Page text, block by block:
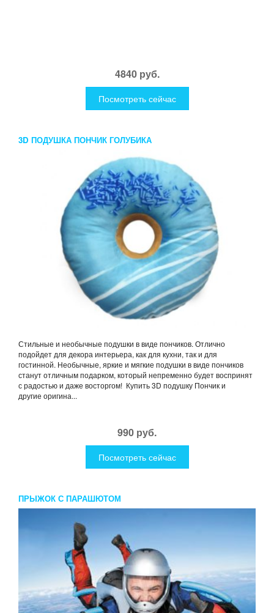
4840 руб.
Посмотреть сейчас
3D ПОДУШКА ПОНЧИК ГОЛУБИКА
Стильные и необычные подушки в виде пончиков. Отлично
подойдет для декора интерьера, как для кухни, так и для
гостинной. Необычные, яркие и мягкие подушки в виде пончиков
станут отличным подарком, который непременно будет воспринят
с радостью и даже восторгом! Купить 3D подушку Пончик и
другие оригина...
990 руб.
Посмотреть сейчас
ПРЫЖОК С ПАРАШЮТОМ